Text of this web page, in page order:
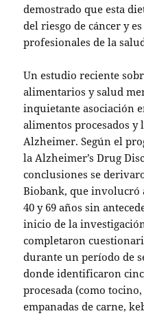
demostrado que esta
del riesgo de cáncer y
profesionales de la
Un estudio reciente
alimentarios y salud
inquietante asociación
alimentos procesados y
Alzheimer. Según el
la Alzheimer’s Drug
conclusiones se
Biobank, que involucró
40 y 69 años sin
inicio de la
completaron
durante un período de
donde identificaron
procesada (como
empanadas de carne,